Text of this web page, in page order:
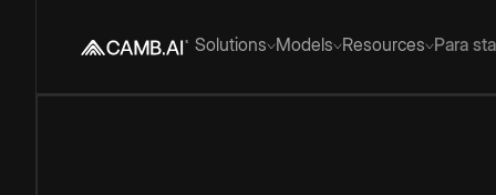
Solutions Models Resources Para